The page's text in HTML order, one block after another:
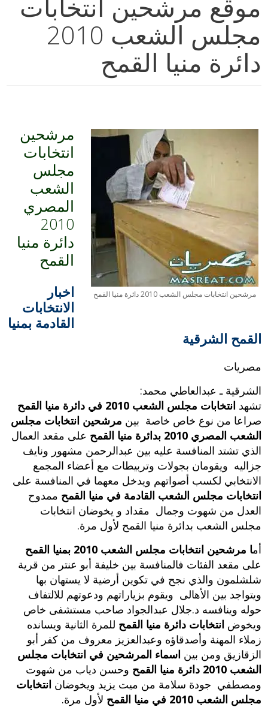
موقع مرشحين انتخابات
مجلس الشعب 2010
دائرة منيا القمح
مرشحين انتخابات مجلس الشعب 2010 دائرة منيا القمح
مرشحين
انتخابات
مجلس
الشعب
المصري
2010
دائرة منيا
القمح
اخبار
الانتخابات
القادمة بمنيا
القمح الشرقية
مصريات
الشرقية ـ عبدالعاطي محمد:
تشهد انتخابات مجلس الشعب 2010 في دائرة منيا القمح
صراعا من نوع خاص خاصة بين مرشحين انتخابات مجلس
الشعب المصري 2010 بدائرة منيا القمح
على مقعد العمال
الذي تشتد المنافسة عليه بين عبدالرحمن مشهور ونايف
جزاليه ويقومان بجولات وتربيطات مع أعضاء المجمع
الانتخابي لكسب أصواتهم ويدخل معهما في المنافسة على
انتخابات مجلس الشعب القادمة في منيا القمح ممدوح
العدل من شهوت وجمال مقداد و يخوضان انتخابات
مجلس الشعب بدائرة منيا القمح لأول مرة.
أما مرشحين انتخابات مجلس الشعب 2010 بمنيا القمح
على مقعد الفئات فالمنافسة بين خليفة أبو عنتر من قرية
شلشلمون والذي نجح في تكوين أرضية لا يستهان بها
ويتواجد بين الأهالى ويقوم بزياراتهم ودعوتهم للالتفاف
حوله وينافسه د.جلال عبدالجواد صاحب مستشفى خاص
ويخوض انتخابات دائرة منيا القمح للمرة الثانية ويسانده
زملاء المهنة وأصدقاؤه وعبدالعزيز معروف من كفر أبو
الزقازيق ومن بين اسماء المرشحين في انتخابات مجلس
الشعب 2010 دائرة منيا القمح
وحسن دياب من شهوت
ومصطفي جودة سلامة من ميت يزيد ويخوضان انتخابات
مجلس الشعب 2010 في منيا القمح
لأول مرة.